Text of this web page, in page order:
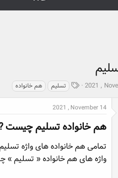
2021 ,
ب
پ
ا
تسلیم هم خانواده
2021 , November 14
هم خانواده تسلیم چیست
تمامی هم خانواده های واژه
واژه های هم خانواده « تسلیم »